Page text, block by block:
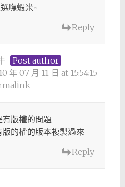
嘸蝦米~
Reply
Post author
年 07 月 11 日 at 15:54:15
版權的問題
的權的版本複製過來
Reply